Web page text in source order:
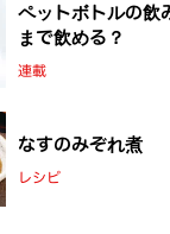
ペットボトルの飲
まで飲める？
連載
なすのみぞれ煮
レシピ